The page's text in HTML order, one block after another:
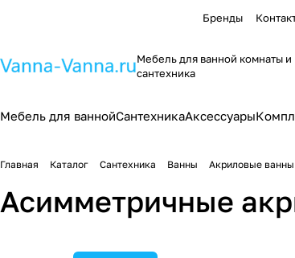
Бренды
Мебель для ванной комнаты и
сантехника
Мебель для ваннойСантехникаАксессуары
Главная Каталог Сантехника Ванны Акриловые ванны
Асимметричные